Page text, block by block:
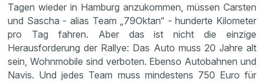
Tagen wieder in Hamburg anzukommen, müssen Carsten
und Sascha - alias Team „79Oktan“ - hunderte Kilometer
pro Tag fahren. Aber das ist nicht die einzige
Herausforderung der Rallye: Das Auto muss 20 Jahre alt
sein, Wohnmobile sind verboten. Ebenso Autobahnen und
Navis. Und jedes Team muss mindestens 750 Euro für